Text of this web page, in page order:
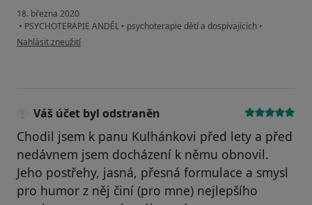
18. března 2020
• PSYCHOTERAPIE ANDĚL • psychoterapie dětí a dospívajících •
podle názoru uživatele AR
Nahlásit zneužití
Váš účet byl odstraněn
Chodil jsem k panu Kulhánkovi před lety a před
nedávnem jsem docházení k němu obnovil.
Jeho postřehy, jasná, přesná formulace a smysl
pro humor z něj činí (pro mne) nejlepšího